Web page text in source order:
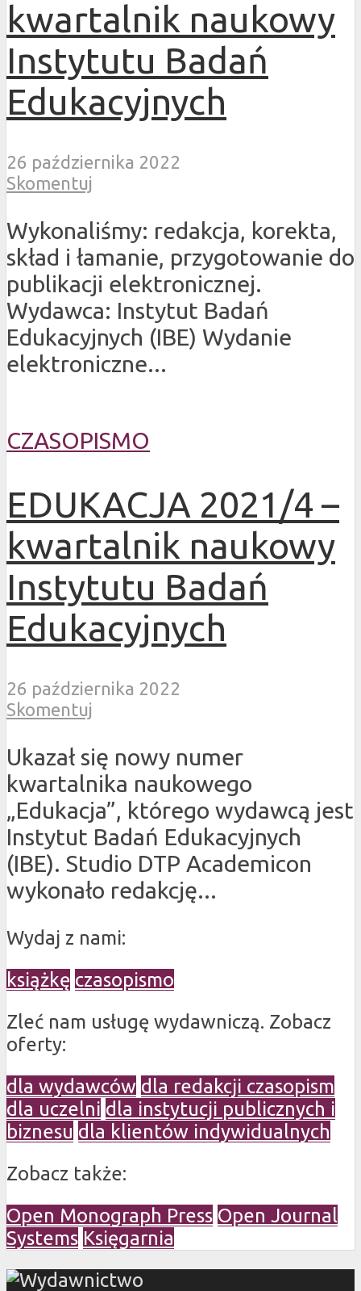
kwartalnik naukowy
Instytutu Badań
Edukacyjnych
26 października 2022
Skomentuj
Wykonaliśmy: redakcja, korekta,
skład i łamanie, przygotowanie do
publikacji elektronicznej.
Wydawca: Instytut Badań
Edukacyjnych (IBE) Wydanie
elektroniczne...
CZASOPISMO
EDUKACJA 2021/4 –
kwartalnik naukowy
Instytutu Badań
Edukacyjnych
26 października 2022
Skomentuj
Ukazał się nowy numer
kwartalnika naukowego
„Edukacja”, którego wydawcą jest
Instytut Badań Edukacyjnych
(IBE). Studio DTP Academicon
wykonało redakcję...
Wydaj z nami:
książkę czasopismo
Zleć nam usługę wydawniczą. Zobacz
oferty:
dla wydawców dla redakcji czasopism
dla uczelni dla instytucji publicznych i
biznesu dla klientów indywidualnych
Zobacz także:
Open Monograph Press Open Journal
Systems Księgarnia